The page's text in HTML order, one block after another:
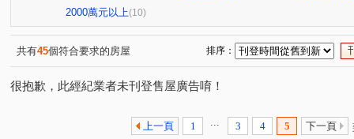
大興街(1) 龍米路一段
2000萬元以上(10)
共有45個符合要求的房屋 排序：
很抱歉，此經紀業者未刊登售屋廣告唷！
上一頁 1 ... 3 4 5 下一頁